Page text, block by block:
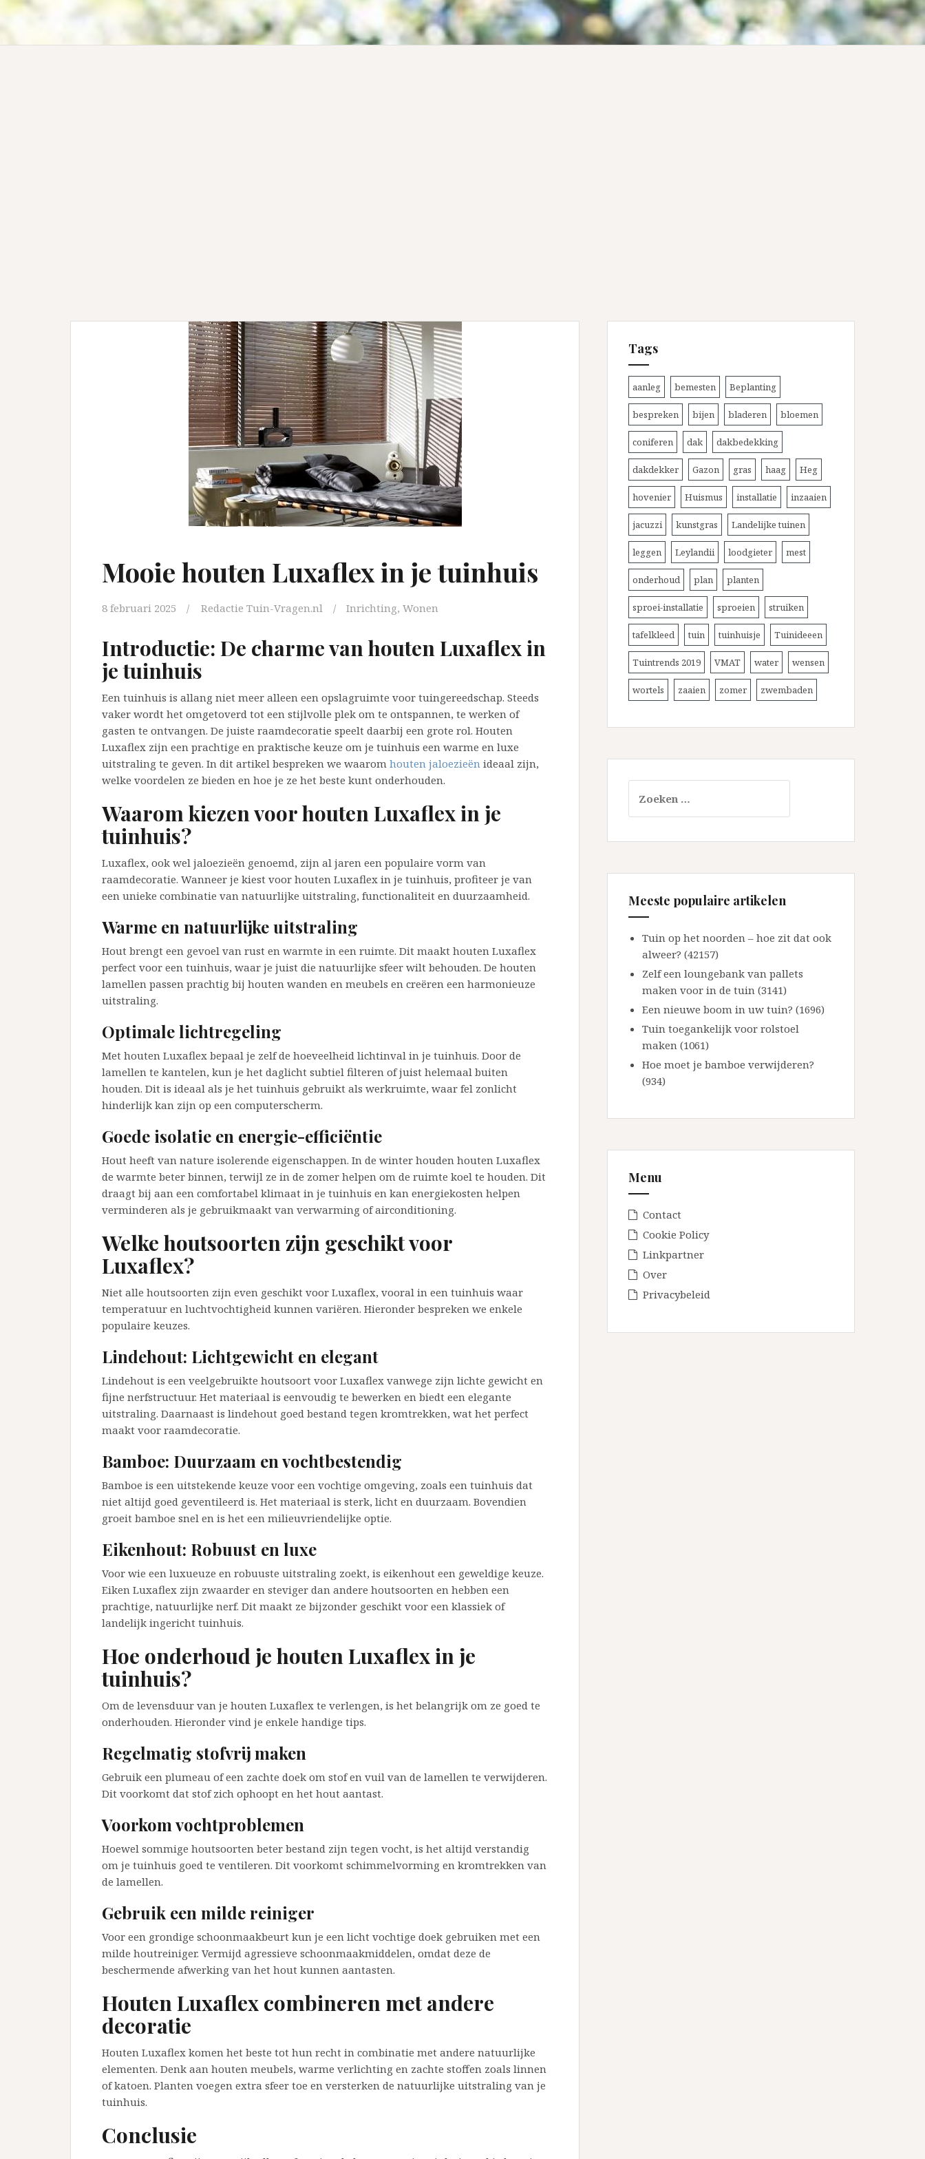
Mooie houten Luxaflex in je tuinhuis
8 februari 2025 Redactie Tuin-Vragen.nl Inrichting, Wonen
Introductie: De charme van houten Luxaflex in
je tuinhuis
Een tuinhuis is allang niet meer alleen een opslagruimte voor tuingereedschap. Steeds
vaker wordt het omgetoverd tot een stijlvolle plek om te ontspannen, te werken of
gasten te ontvangen. De juiste raamdecoratie speelt daarbij een grote rol. Houten
Luxaflex zijn een prachtige en praktische keuze om je tuinhuis een warme en luxe
uitstraling te geven. In dit artikel bespreken we waarom houten jaloezieën ideaal zijn,
welke voordelen ze bieden en hoe je ze het beste kunt onderhouden.
Waarom kiezen voor houten Luxaflex in je
tuinhuis?
Luxaflex, ook wel jaloezieën genoemd, zijn al jaren een populaire vorm van
raamdecoratie. Wanneer je kiest voor houten Luxaflex in je tuinhuis, profiteer je van
een unieke combinatie van natuurlijke uitstraling, functionaliteit en duurzaamheid.
Warme en natuurlijke uitstraling
Hout brengt een gevoel van rust en warmte in een ruimte. Dit maakt houten Luxaflex
perfect voor een tuinhuis, waar je juist die natuurlijke sfeer wilt behouden. De houten
lamellen passen prachtig bij houten wanden en meubels en creëren een harmonieuze
uitstraling.
Optimale lichtregeling
Met houten Luxaflex bepaal je zelf de hoeveelheid lichtinval in je tuinhuis. Door de
lamellen te kantelen, kun je het daglicht subtiel filteren of juist helemaal buiten
houden. Dit is ideaal als je het tuinhuis gebruikt als werkruimte, waar fel zonlicht
hinderlijk kan zijn op een computerscherm.
Goede isolatie en energie-efficiëntie
Hout heeft van nature isolerende eigenschappen. In de winter houden houten Luxaflex
de warmte beter binnen, terwijl ze in de zomer helpen om de ruimte koel te houden. Dit
draagt bij aan een comfortabel klimaat in je tuinhuis en kan energiekosten helpen
verminderen als je gebruikmaakt van verwarming of airconditioning.
Welke houtsoorten zijn geschikt voor
Luxaflex?
Niet alle houtsoorten zijn even geschikt voor Luxaflex, vooral in een tuinhuis waar
temperatuur en luchtvochtigheid kunnen variëren. Hieronder bespreken we enkele
populaire keuzes.
Lindehout: Lichtgewicht en elegant
Lindehout is een veelgebruikte houtsoort voor Luxaflex vanwege zijn lichte gewicht en
fijne nerfstructuur. Het materiaal is eenvoudig te bewerken en biedt een elegante
uitstraling. Daarnaast is lindehout goed bestand tegen kromtrekken, wat het perfect
maakt voor raamdecoratie.
Bamboe: Duurzaam en vochtbestendig
Bamboe is een uitstekende keuze voor een vochtige omgeving, zoals een tuinhuis dat
niet altijd goed geventileerd is. Het materiaal is sterk, licht en duurzaam. Bovendien
groeit bamboe snel en is het een milieuvriendelijke optie.
Eikenhout: Robuust en luxe
Voor wie een luxueuze en robuuste uitstraling zoekt, is eikenhout een geweldige keuze.
Eiken Luxaflex zijn zwaarder en steviger dan andere houtsoorten en hebben een
prachtige, natuurlijke nerf. Dit maakt ze bijzonder geschikt voor een klassiek of
landelijk ingericht tuinhuis.
Hoe onderhoud je houten Luxaflex in je
tuinhuis?
Om de levensduur van je houten Luxaflex te verlengen, is het belangrijk om ze goed te
onderhouden. Hieronder vind je enkele handige tips.
Regelmatig stofvrij maken
Gebruik een plumeau of een zachte doek om stof en vuil van de lamellen te verwijderen.
Dit voorkomt dat stof zich ophoopt en het hout aantast.
Voorkom vochtproblemen
Hoewel sommige houtsoorten beter bestand zijn tegen vocht, is het altijd verstandig
om je tuinhuis goed te ventileren. Dit voorkomt schimmelvorming en kromtrekken van
de lamellen.
Gebruik een milde reiniger
Voor een grondige schoonmaakbeurt kun je een licht vochtige doek gebruiken met een
milde houtreiniger. Vermijd agressieve schoonmaakmiddelen, omdat deze de
beschermende afwerking van het hout kunnen aantasten.
Houten Luxaflex combineren met andere
decoratie
Houten Luxaflex komen het beste tot hun recht in combinatie met andere natuurlijke
elementen. Denk aan houten meubels, warme verlichting en zachte stoffen zoals linnen
of katoen. Planten voegen extra sfeer toe en versterken de natuurlijke uitstraling van je
tuinhuis.
Conclusie
Tags
aanleg bemesten Beplanting
bespreken bijen bladeren bloemen
coniferen dak dakbedekking
dakdekker Gazon gras haag Heg
hovenier Huismus installatie inzaaien
jacuzzi kunstgras Landelijke tuinen
leggen Leylandii loodgieter mest
onderhoud plan planten
sproei-installatie sproeien struiken
tafelkleed tuin tuinhuisje Tuinideeen
Tuintrends 2019 VMAT water wensen
wortels zaaien zomer zwembaden
naar:
Meeste populaire artikelen
Tuin op het noorden – hoe zit dat ook
alweer? (42157)
Zelf een loungebank van pallets
maken voor in de tuin (3141)
Een nieuwe boom in uw tuin? (1696)
Tuin toegankelijk voor rolstoel
maken (1061)
Hoe moet je bamboe verwijderen?
(934)
Menu
Contact
Cookie Policy
Linkpartner
Over
Privacybeleid